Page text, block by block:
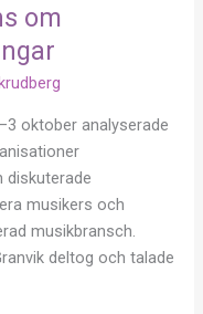
om
oktober analyserade
diskuterade
musikers och
musikbransch.
deltog och talade